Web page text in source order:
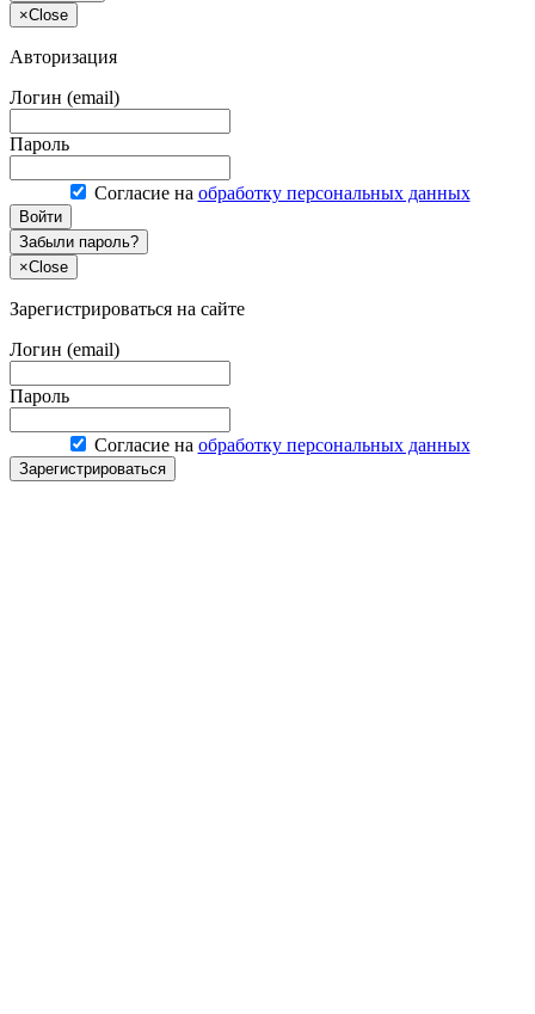
×Close
Авторизация
Логин (email)
Пароль
Согласие на обработку персональных данных
Войти
Забыли пароль?
×Close
Зарегистрироваться на сайте
Логин (email)
Пароль
Согласие на обработку персональных данных
Зарегистрироваться